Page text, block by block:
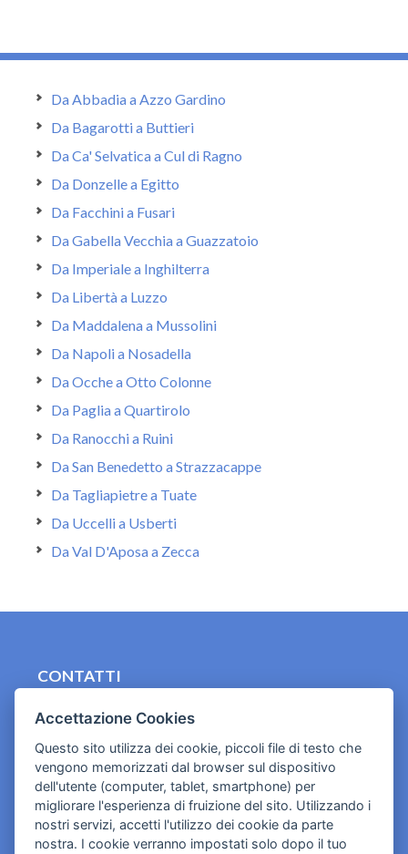
Da Abbadia a Azzo Gardino
Da Bagarotti a Buttieri
Da Ca' Selvatica a Cul di Ragno
Da Donzelle a Egitto
Da Facchini a Fusari
Da Gabella Vecchia a Guazzatoio
Da Imperiale a Inghilterra
Da Libertà a Luzzo
Da Maddalena a Mussolini
Da Napoli a Nosadella
Da Ocche a Otto Colonne
Da Paglia a Quartirolo
Da Ranocchi a Ruini
Da San Benedetto a Strazzacappe
Da Tagliapietre a Tuate
Da Uccelli a Usberti
Da Val D'Aposa a Zecca
CONTATTI
Cookies e informativa privacy
Accettazione Cookies
Questo sito utilizza dei cookie, piccoli file di testo che
vengono memorizzati dal browser sul dispositivo
dell'utente (computer, tablet, smartphone) per
migliorare l'esperienza di fruizione del sito. Utilizzando i
nostri servizi, accetti l'utilizzo dei cookie da parte
nostra. I cookie verranno impostati solo dopo il tuo